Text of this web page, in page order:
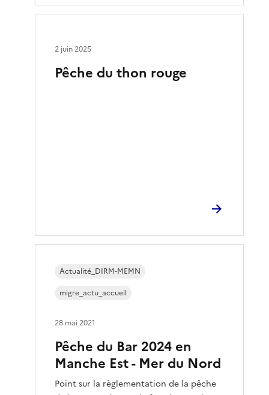
Pêche du thon rouge
2 juin 2025
Pêche du Bar 2024 en
Manche Est - Mer du Nord
Point sur la règlementation de la pêche
Actualité_DIRM-MEMN
migre_actu_accueil
28 mai 2021